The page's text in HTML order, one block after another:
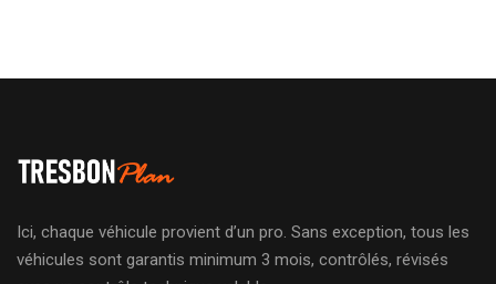
Ici, chaque véhicule provient d’un pro. Sans exception, tous les
véhicules sont garantis minimum 3 mois, contrôlés, révisés